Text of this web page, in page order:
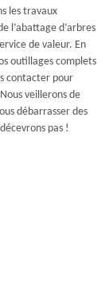
les travaux
l’abattage d’arbres
de valeur. En
outillages complets
contacter pour
veillerons de
débarrasser des
pas !